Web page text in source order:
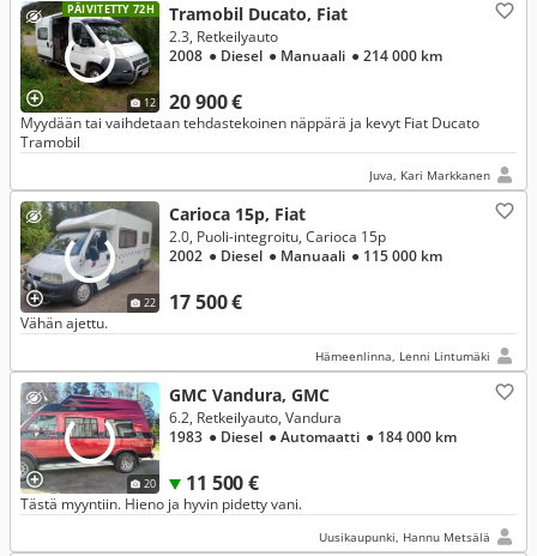
PÄIVITETTY 72H
12
Tramobil Ducato, Fiat
20 900 €
2.3, Retkeilyauto
2008 ● Diesel ● Manuaali ● 214 000 km
Myydään tai vaihdetaan tehdastekoinen näppärä ja kevyt Fiat Ducato
Tramobil
Juva, Kari Markkanen
22
Carioca 15p, Fiat
17 500 €
2.0, Puoli-integroitu, Carioca 15p
2002 ● Diesel ● Manuaali ● 115 000 km
Vähän ajettu.
Hämeenlinna, Lenni Lintumäki
20
GMC Vandura, GMC
11 500 €
6.2, Retkeilyauto, Vandura
1983 ● Diesel ● Automaatti ● 184 000 km
Tästä myyntiin. Hieno ja hyvin pidetty vani.
Uusikaupunki, Hannu Metsälä